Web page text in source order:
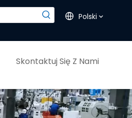
Polski
Skontaktuj Się Z Nami